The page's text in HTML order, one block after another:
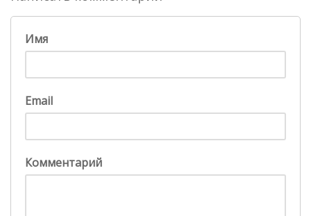
Имя
Email
Комментарий